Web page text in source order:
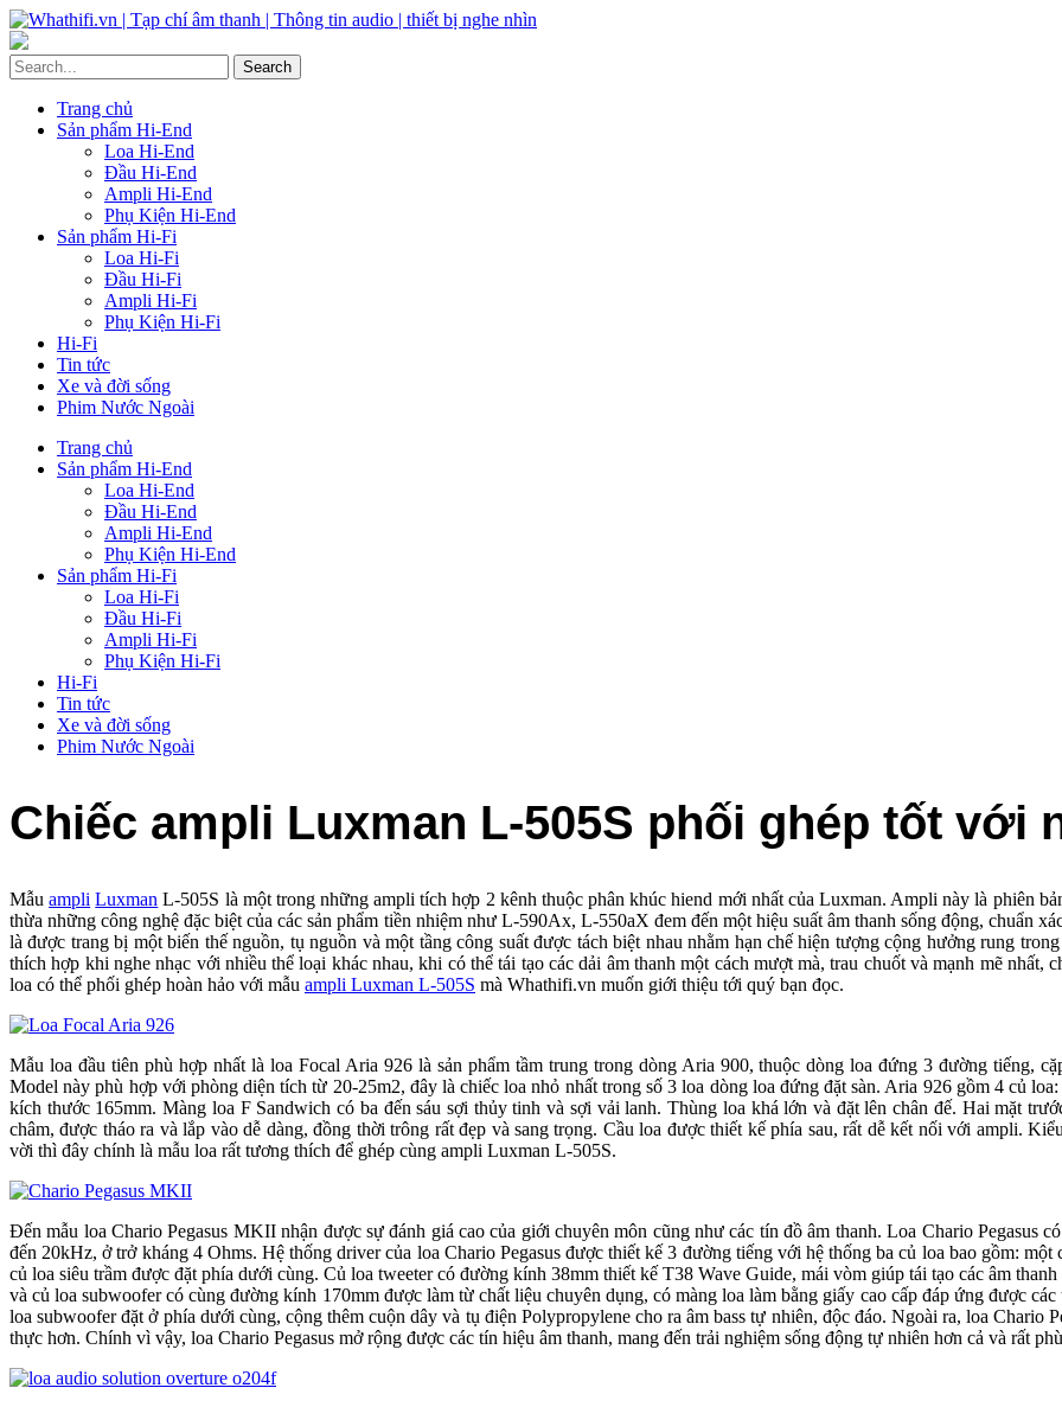
Trang chủ
Sản phẩm Hi-End
Loa Hi-End
Đầu Hi-End
Ampli Hi-End
Phụ Kiện Hi-End
Sản phẩm Hi-Fi
Loa Hi-Fi
Đầu Hi-Fi
Ampli Hi-Fi
Phụ Kiện Hi-Fi
Hi-Fi
Tin tức
Xe và đời sống
Phim Nước Ngoài
Trang chủ
Sản phẩm Hi-End
Loa Hi-End
Đầu Hi-End
Ampli Hi-End
Phụ Kiện Hi-End
Sản phẩm Hi-Fi
Loa Hi-Fi
Đầu Hi-Fi
Ampli Hi-Fi
Phụ Kiện Hi-Fi
Hi-Fi
Tin tức
Xe và đời sống
Phim Nước Ngoài
Chiếc ampli Luxman L-505S phối ghép tốt với
Mẫuampli Luxman L-505S là một trong những ampli tích hợp 2 kênh thuộc phân khúc hiend mới nhất của Luxman. Ampli này là phiên
thừa những công nghệ đặc biệt của các sản phẩm tiền nhiệm như L-590Ax, L-550aX đem đến một hiệu suất âm thanh sống động, chuẩn
là được trang bị một biến thế nguồn, tụ nguồn và một tầng công suất được tách biệt nhau nhằm hạn chế hiện tượng cộng hưởng rung
thích hợp khi nghe nhạc với nhiều thể loại khác nhau, khi có thể tái tạo các dải âm thanh một cách mượt mà, trau chuốt và mạnh mẽ nhất,
loa có thể phối ghép hoàn hảo với mẫu ampli Luxman L-505S mà Whathifi.vn muốn giới thiệu tới quý bạn đọc.
Mẫu loa đầu tiên phù hợp nhất là loa Focal Aria 926 là sản phẩm tầm trung trong dòng Aria 900, thuộc dòng loa đứng 3 đường tiếng,
Model này phù hợp với phòng diện tích từ 20-25m2, đây là chiếc loa nhỏ nhất trong số 3 loa dòng loa đứng đặt sàn. Aria 926 gồm 4 củ
kích thước 165mm. Màng loa F Sandwich có ba đến sáu sợi thủy tinh và sợi vải lanh. Thùng loa khá lớn và đặt lên chân đế. Hai mặt
châm, được tháo ra và lắp vào dễ dàng, đồng thời trông rất đẹp và sang trọng. Cầu loa được thiết kế phía sau, rất dễ kết nối với ampli.
vời thì đây chính là mẫu loa rất tương thích để ghép cùng ampli Luxman L-505S.
Đến mẫu loa Chario Pegasus MKII nhận được sự đánh giá cao của giới chuyên môn cũng như các tín đồ âm thanh. Loa Chario Pegasus
đến 20kHz, ở trở kháng 4 Ohms. Hệ thống driver của loa Chario Pegasus được thiết kế 3 đường tiếng với hệ thống ba củ loa bao gồm:
củ loa siêu trầm được đặt phía dưới cùng. Củ loa tweeter có đường kính 38mm thiết kế T38 Wave Guide, mái vòm giúp tái tạo các âm
và củ loa subwoofer có cùng đường kính 170mm được làm từ chất liệu chuyên dụng, có màng loa làm bằng giấy cao cấp đáp ứng được
loa subwoofer đặt ở phía dưới cùng, cộng thêm cuộn dây và tụ điện Polypropylene cho ra âm bass tự nhiên, độc đáo. Ngoài ra, loa Chario
thực hơn. Chính vì vậy, loa Chario Pegasus mở rộng được các tín hiệu âm thanh, mang đến trải nghiệm sống động tự nhiên hơn cả và rất